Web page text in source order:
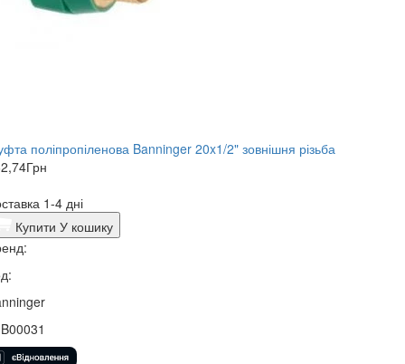
поліпропіленова Banninger 20x1/2" зовнішня різьба
Грн
1-4 дні
Купити У кошику